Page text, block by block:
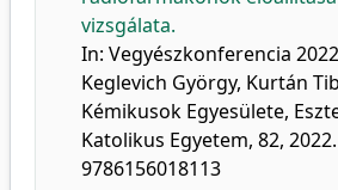
vizsgálata.
In: Vegyészkonferencia
Keglevich György, Kurtán
Kémikusok Egyesülete,
Katolikus Egyetem, 82,
9786156018113